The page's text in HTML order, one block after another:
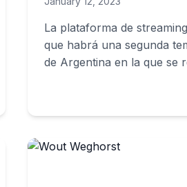
La plataforma de
que habrá una segunda
de Argentina en la que se